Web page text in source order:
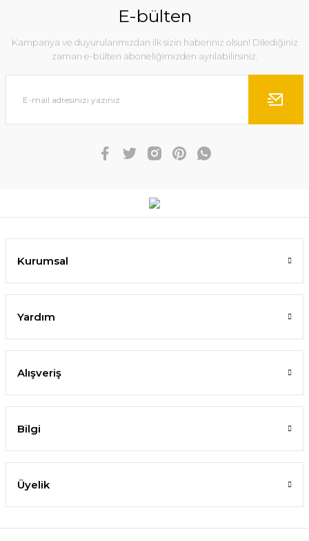
E-bülten
Kampanya ve duyurularımızdan ilk sizin haberiniz olsun! Dilediğiniz
zaman e-bülten aboneliğimizden ayrılabilirsiniz.
Kurumsal
Yardım
Alışveriş
Bilgi
Üyelik